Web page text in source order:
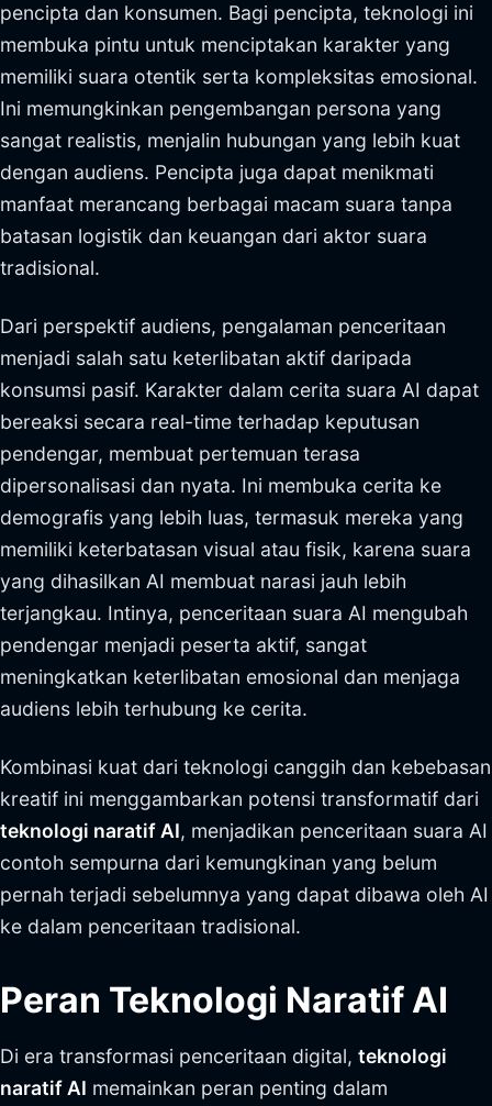
pencipta dan konsumen. Bagi pencipta, teknologi ini
membuka pintu untuk menciptakan karakter yang
memiliki suara otentik serta kompleksitas emosional.
Ini memungkinkan pengembangan persona yang
sangat realistis, menjalin hubungan yang lebih kuat
dengan audiens. Pencipta juga dapat menikmati
manfaat merancang berbagai macam suara tanpa
batasan logistik dan keuangan dari aktor suara
tradisional.
Dari perspektif audiens, pengalaman penceritaan
menjadi salah satu keterlibatan aktif daripada
konsumsi pasif. Karakter dalam cerita suara AI dapat
bereaksi secara real-time terhadap keputusan
pendengar, membuat pertemuan terasa
dipersonalisasi dan nyata. Ini membuka cerita ke
demografis yang lebih luas, termasuk mereka yang
memiliki keterbatasan visual atau fisik, karena suara
yang dihasilkan AI membuat narasi jauh lebih
terjangkau. Intinya, penceritaan suara AI mengubah
pendengar menjadi peserta aktif, sangat
meningkatkan keterlibatan emosional dan menjaga
audiens lebih terhubung ke cerita.
Kombinasi kuat dari teknologi canggih dan kebebasan
kreatif ini menggambarkan potensi transformatif dari
teknologi naratif AI, menjadikan penceritaan suara AI
contoh sempurna dari kemungkinan yang belum
pernah terjadi sebelumnya yang dapat dibawa oleh AI
ke dalam penceritaan tradisional.
Peran Teknologi Naratif AI
Di era transformasi penceritaan digital, teknologi
naratif AI memainkan peran penting dalam